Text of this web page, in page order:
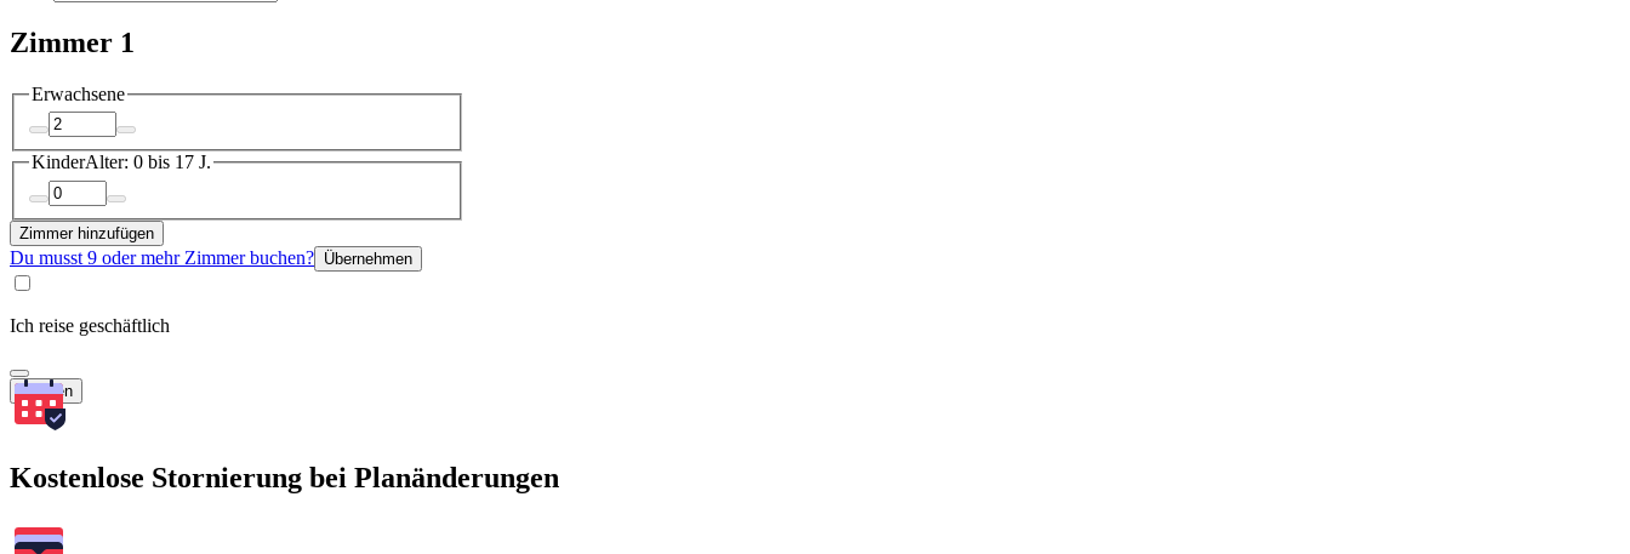
Zimmer 1
Erwachsene
KinderAlter: 0 bis 17 J.
Zimmer hinzufügen
Du musst 9 oder mehr Zimmer buchen? Übernehmen
Ich reise geschäftlich
Suchen
Kostenlose Stornierung bei Planänderungen